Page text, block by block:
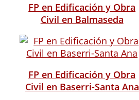
FP en Edificación y Obra
Civil en Balmaseda
FP en Edificación y Obra
Civil en Baserri-Santa Ana